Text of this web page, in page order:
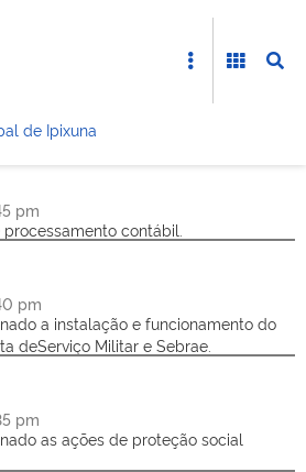
de Ipixuna
pm
contábil.
pm
a instalação e funcionamento do
deServiço Militar e Sebrae.
pm
as ações de proteção social